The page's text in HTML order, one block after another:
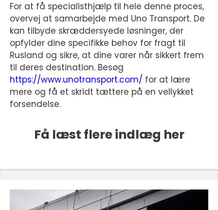
For at få specialisthjælp til hele denne proces,
overvej at samarbejde med Uno Transport. De
kan tilbyde skræddersyede løsninger, der
opfylder dine specifikke behov for fragt til
Rusland og sikre, at dine varer når sikkert frem
til deres destination. Besøg
https://www.unotransport.com/ for at lære
mere og få et skridt tættere på en vellykket
forsendelse.
Få læst flere indlæg her